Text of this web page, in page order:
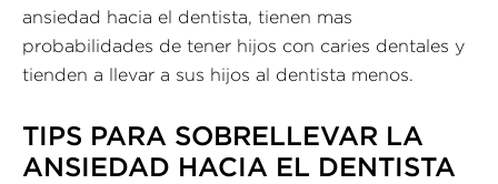
ansiedad hacia el dentista, tienen mas
probabilidades de tener hijos con caries dentales y
tienden a llevar a sus hijos al dentista menos.
TIPS PARA SOBRELLEVAR LA
ANSIEDAD HACIA EL DENTISTA